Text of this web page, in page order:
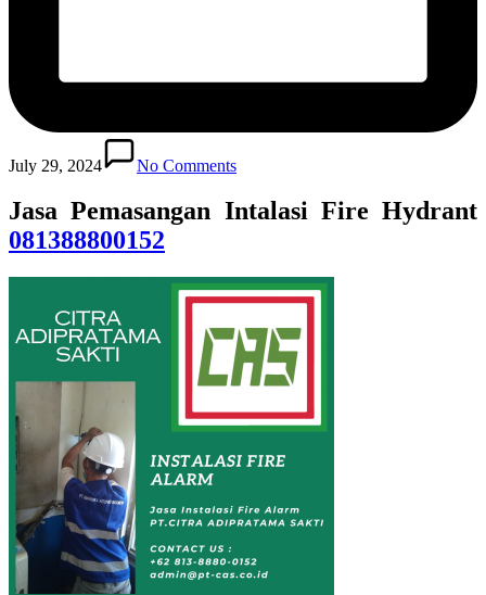
July 29, 2024 No Comments
Jasa Pemasangan Intalasi Fire Hydrant
081388800152